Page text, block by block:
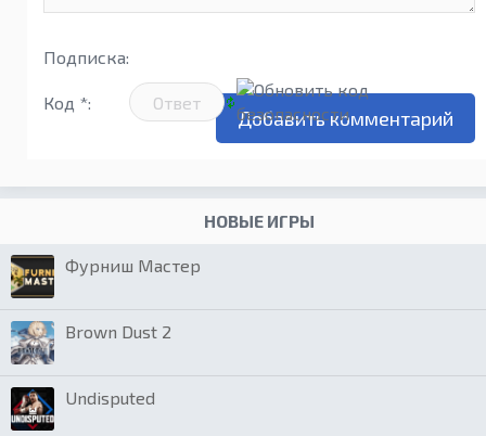
Подписка:
Код *:
НОВЫЕ ИГРЫ
Фурниш Мастер
Brown Dust 2
Undisputed